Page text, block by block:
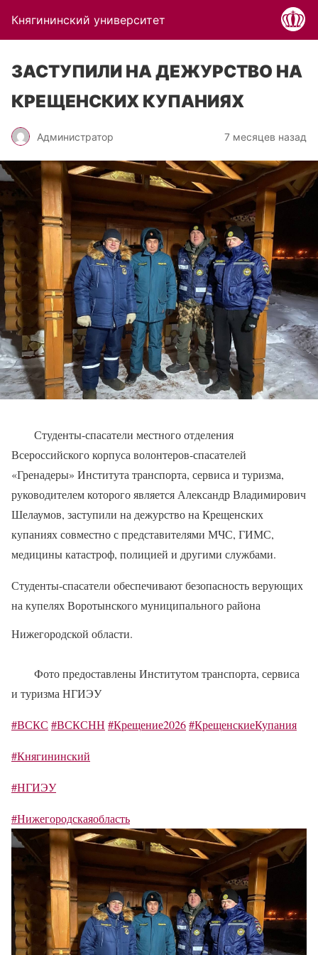
Княгининский университет
ЗАСТУПИЛИ НА ДЕЖУРСТВО НА
КРЕЩЕНСКИХ КУПАНИЯХ
Администратор 7 месяцев назад
Студенты-спасатели местного отделения
Всероссийского корпуса волонтеров-спасателей
«Гренадеры» Института транспорта, сервиса и туризма,
руководителем которого является Александр Владимирович
Шелаумов, заступили на дежурство на Крещенских
купаниях совместно с представителями МЧС, ГИМС,
медицины катастроф, полицией и другими службами.
Студенты-спасатели обеспечивают безопасность верующих
на купелях Воротынского муниципального района
Нижегородской области.
Фото предоставлены Институтом транспорта, сервиса
и туризма НГИЭУ
#ВСКС #ВСКСНН #Крещение2026#КрещенскиеКупания
#Княгининский
#НГИЭУ
#Нижегородскаяобласть